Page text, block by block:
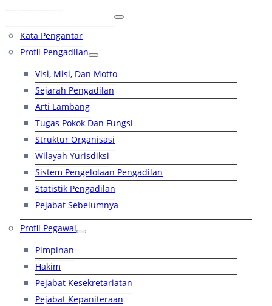
Kata Pengantar
Profil Pengadilan
Visi, Misi, Dan Motto
Sejarah Pengadilan
Arti Lambang
Tugas Pokok Dan Fungsi
Struktur Organisasi
Wilayah Yurisdiksi
Sistem Pengelolaan Pengadilan
Statistik Pengadilan
Pejabat Sebelumnya
Profil Pegawai
Pimpinan
Hakim
Pejabat Kesekretariatan
Pejabat Kepaniteraan